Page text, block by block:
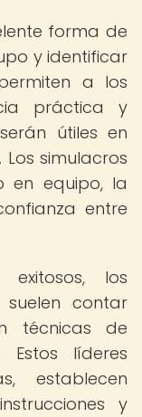
forma de
y identificar
a los
práctica y
útiles en
simulacros
en equipo, la
entre
exitosos, los
contar
técnicas de
Estos líderes
establecen
y